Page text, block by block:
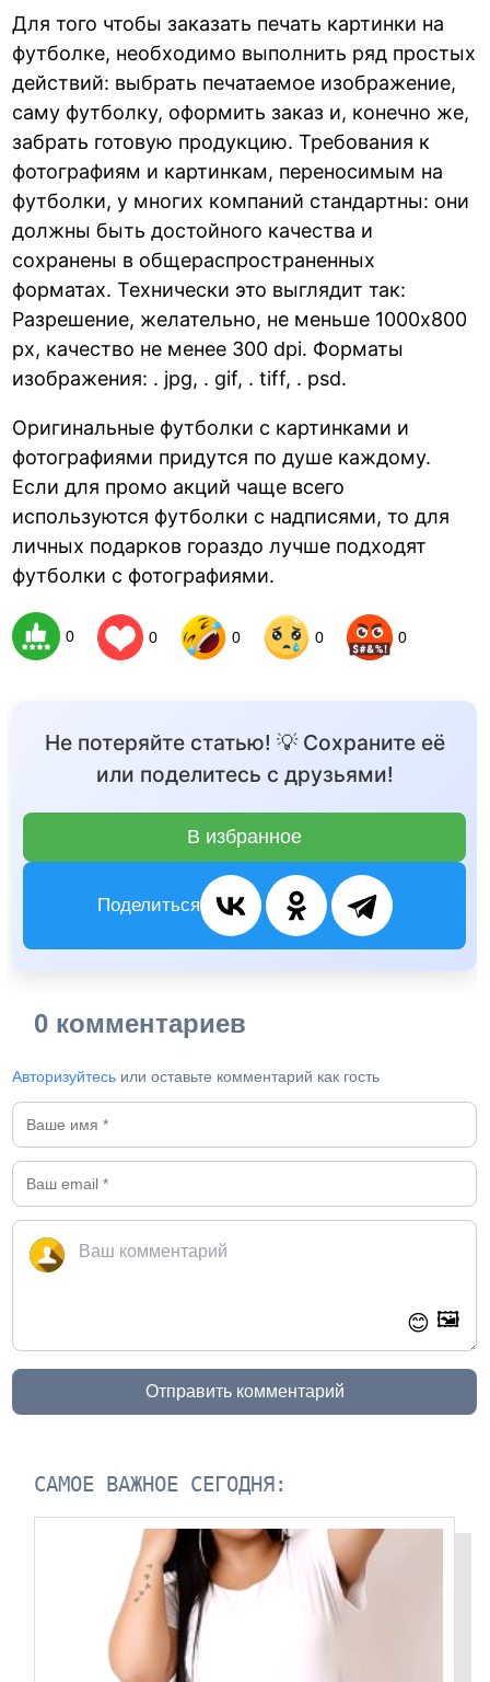
Для того чтобы заказать печать картинки на
футболке, необходимо выполнить ряд простых
действий: выбрать печатаемое изображение,
саму футболку, оформить заказ и, конечно же,
забрать готовую продукцию. Требования к
фотографиям и картинкам, переносимым на
футболки, у многих компаний стандартны: они
должны быть достойного качества и
сохранены в общераспространенных
форматах. Технически это выглядит так:
Разрешение, желательно, не меньше 1000х800
px, качество не менее 300 dpi. Форматы
изображения: . jpg, . gif, . tiff, . psd.
Оригинальные футболки с картинками и
фотографиями придутся по душе каждому.
Если для промо акций чаще всего
используются футболки с надписями, то для
личных подарков гораздо лучше подходят
футболки с фотографиями.
0 0 0 0 0
Не потеряйте статью! 💡 Сохраните её
или поделитесь с друзьями!
В избранное
Поделиться
0 комментариев
Авторизуйтесь или оставьте комментарий как гость
😊 🖼️
Отправить комментарий
САМОЕ ВАЖНОЕ СЕГОДНЯ: